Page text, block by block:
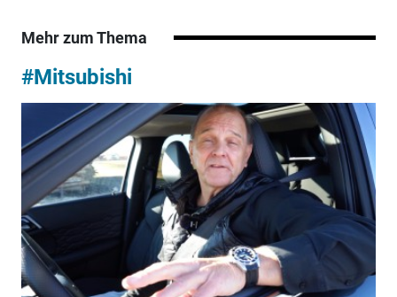
Mehr zum Thema
#Mitsubishi